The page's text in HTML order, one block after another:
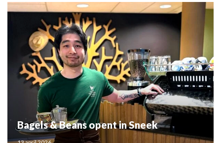
Bagels & Beans opent in Sneek